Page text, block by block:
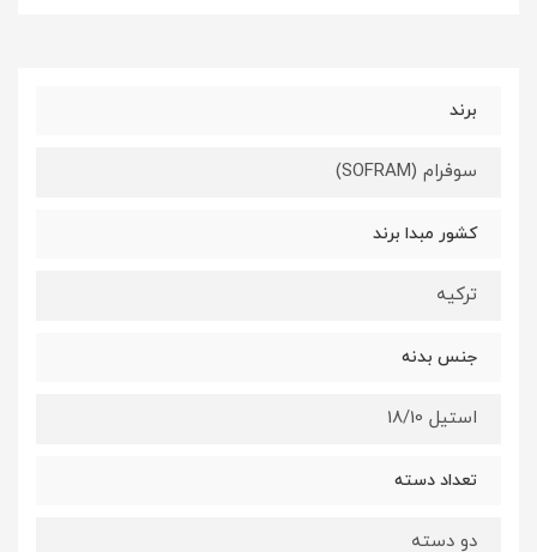
برند
سوفرام (SOFRAM)
کشور مبدا برند
ترکیه
جنس بدنه
استیل 18/10
تعداد دسته
دو دسته